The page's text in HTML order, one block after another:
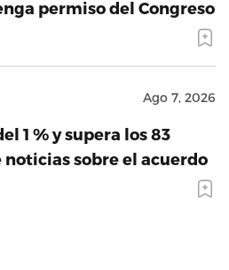
permiso del Congreso
Ago 7, 2026
1 % y supera los 83
sobre el acuerdo